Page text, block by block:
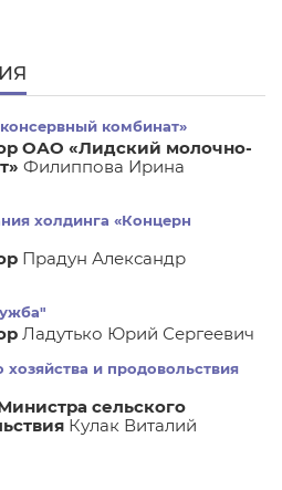
комбинат»
ОАО «Лидский молочно-
Филиппова Ирина
холдинга «Концерн
Прадун Александр
Ладутько Юрий Сергеевич
хозяйства и продовольствия
сельского
Кулак Виталий